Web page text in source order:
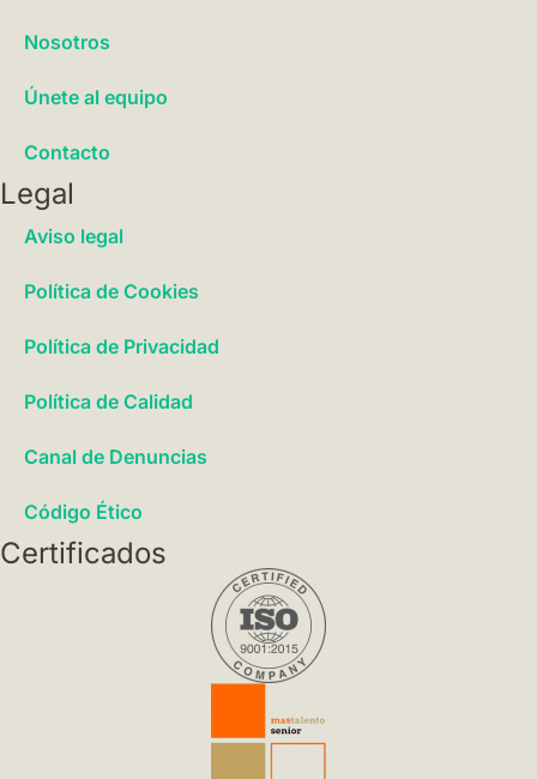
Nosotros
Únete al equipo
Contacto
Legal
Aviso legal
Política de Cookies
Política de Privacidad
Política de Calidad
Canal de Denuncias
Código Ético
Certificados